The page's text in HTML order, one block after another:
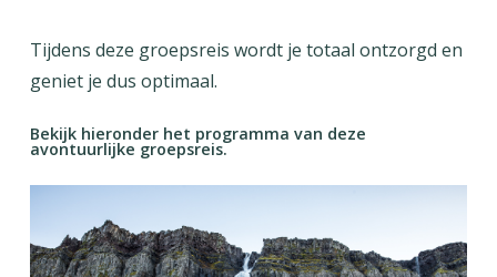
Tijdens deze groepsreis wordt je totaal ontzorgd en
geniet je dus optimaal.
Bekijk hieronder het programma van deze
avontuurlijke groepsreis.